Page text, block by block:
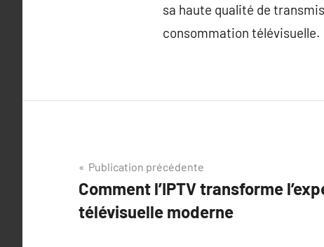
sa haute qualité de
consommation télévisuelle.
Navigation
de
l’article
Publication précédente
Comment l’IPTV transforme
télévisuelle moderne